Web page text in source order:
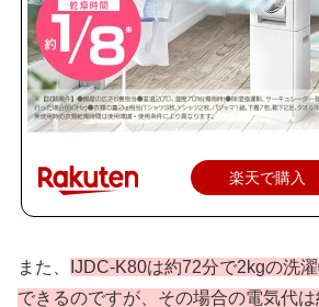
楽天で購入
また、
IJDC-K80は約72分で2kgの洗
できるのですが、その場合の電気代は